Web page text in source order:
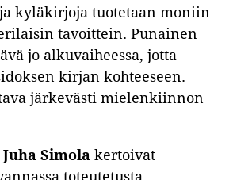
kyläkirjoja tuotetaan moniin
tavoittein. Punainen
jo alkuvaiheessa, jotta
kirjan kohteeseen.
järkevästi mielenkiinnon
Juha Simola kertoivat
toteutetusta